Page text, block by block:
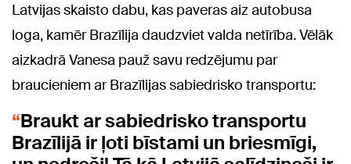
Latvijas skaisto dabu, kas paveras aiz autobusa
loga, kamēr Brazīlija daudzviet valda netīrība. Vēlāk
aizkadrā Vanesa pauž savu redzējumu par
braucieniem ar Brazīlijas sabiedrisko transportu:
Braukt ar sabiedrisko transportu
Brazīlijā ir ļoti bīstami un briesmīgi,